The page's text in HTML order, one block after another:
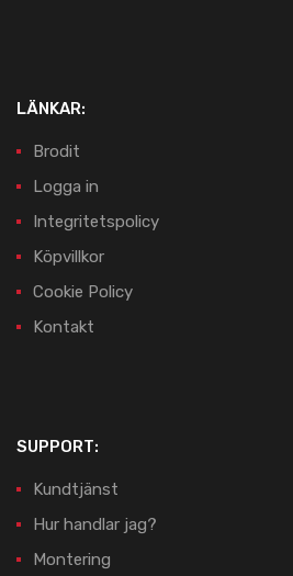
LÄNKAR:
Brodit
Logga in
Integritetspolicy
Köpvillkor
Cookie Policy
Kontakt
SUPPORT:
Kundtjänst
Hur handlar jag?
Montering